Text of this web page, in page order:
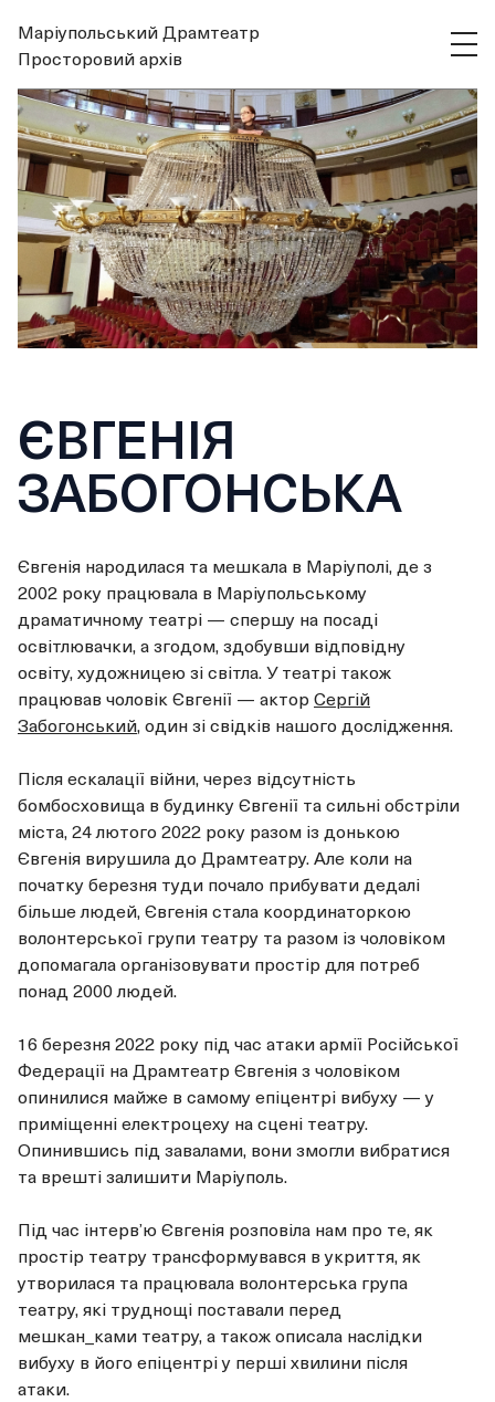
Маріупольський Драмтеатр
Просторовий архів
ЄВГЕНІЯ
ЗАБОГОНСЬКА
Євгенія народилася та мешкала в Маріуполі, де з
2002 року працювала в Маріупольському
драматичному театрі — спершу на посаді
освітлювачки, а згодом, здобувши відповідну
освіту, художницею зі світла. У театрі також
працював чоловік Євгенії — актор Сергій
Забогонський, один зі свідків нашого дослідження.
Після ескалації війни, через відсутність
бомбосховища в будинку Євгенії та сильні обстріли
міста, 24 лютого 2022 року разом із донькою
Євгенія вирушила до Драмтеатру. Але коли на
початку березня туди почало прибувати дедалі
більше людей, Євгенія стала координаторкою
волонтерської групи театру та разом із чоловіком
допомагала організовувати простір для потреб
понад 2000 людей.
16 березня 2022 року під час атаки армії Російської
Федерації на Драмтеатр Євгенія з чоловіком
опинилися майже в самому епіцентрі вибуху — у
приміщенні електроцеху на сцені театру.
Опинившись під завалами, вони змогли вибратися
та врешті залишити Маріуполь.
Під час інтервʼю Євгенія розповіла нам про те, як
простір театру трансформувався в укриття, як
утворилася та працювала волонтерська група
театру, які труднощі поставали перед
мешкан_ками театру, а також описала наслідки
вибуху в його епіцентрі у перші хвилини після
атаки.